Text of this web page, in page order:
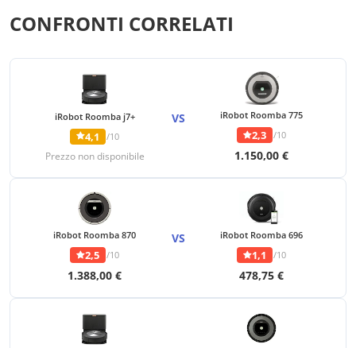
CONFRONTI CORRELATI
iRobot Roomba j7+
4,1 /10
Prezzo non disponibile
VS iRobot Roomba 775
2,3 /10
1.150,00 €
iRobot Roomba 870
2,5 /10
1.388,00 €
VS iRobot Roomba 696
1,1 /10
478,75 €